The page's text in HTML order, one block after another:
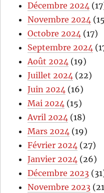
Décembre 2024
Novembre 2024
Octobre 2024 (17)
Septembre 2024
Août 2024 (19)
Juillet 2024 (22)
Juin 2024 (16)
Mai 2024 (15)
Avril 2024 (18)
Mars 2024 (19)
Février 2024 (27)
Janvier 2024 (26)
Décembre 2023
Novembre 2023